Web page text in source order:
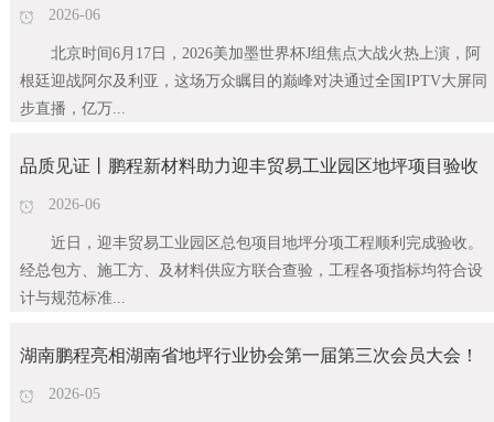
2026-06
北京时间6月17日，2026美加墨世界杯J组焦点大战火热上演，阿
根廷迎战阿尔及利亚，这场万众瞩目的巅峰对决通过全国IPTV大屏同
步直播，亿万...
品质见证丨鹏程新材料助力迎丰贸易工业园区地坪项目验收
2026-06
近日，迎丰贸易工业园区总包项目地坪分项工程顺利完成验收。
经总包方、施工方、及材料供应方联合查验，工程各项指标均符合设
计与规范标准...
湖南鹏程亮相湖南省地坪行业协会第一届第三次会员大会！
2026-05